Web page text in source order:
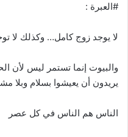
#العبرة :
لا يوجد زوج كامل… وكذلك لا
والبيوت إنما تستمر ليس لأن
يريدون أن يعيشوا بسلام وبلا
الناس هم الناس في كل عصر